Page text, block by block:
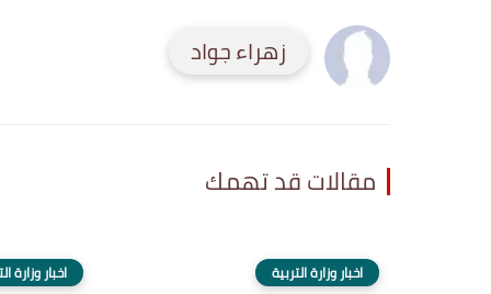
زهراء جواد
مقالات قد تهمك
اخبار وزارة التربية اخبار وزارة